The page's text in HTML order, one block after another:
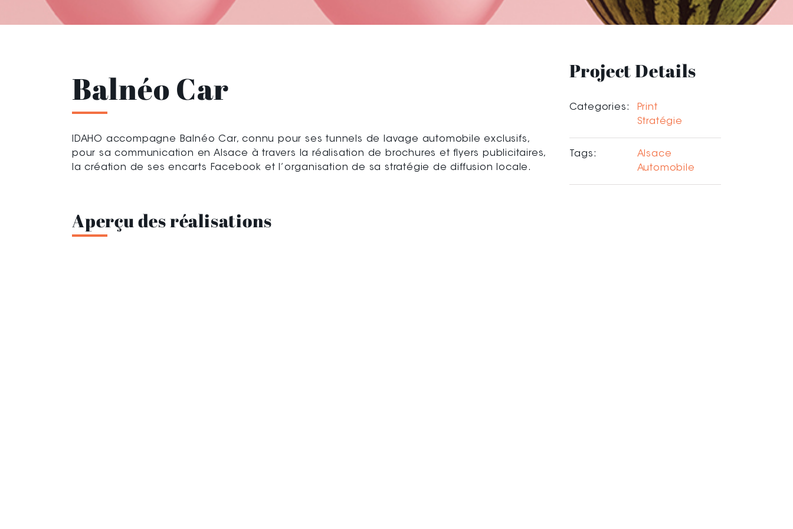
Balnéo Car
IDAHO accompagne Balnéo Car, connu pour ses tunnels de lavage automobile exclusifs,
pour sa communication en Alsace à travers la réalisation de brochures et flyers publicitaires,
la création de ses encarts Facebook et l’organisation de sa stratégie de diffusion locale.
Aperçu des réalisations
Project Details
Categories:
Print
Stratégie
Tags:
Alsace
Automobile